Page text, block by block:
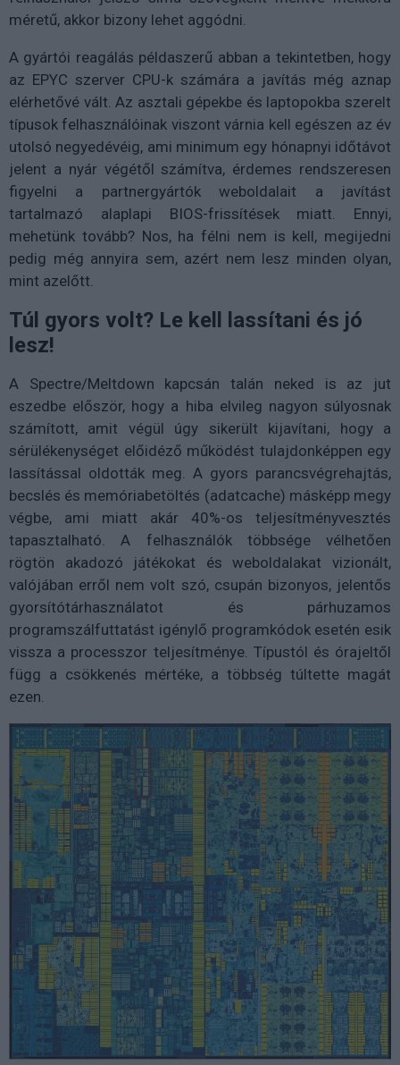
méretű, akkor bizony lehet aggódni.
A gyártói reagálás példaszerű abban a tekintetben, hogy
az EPYC szerver CPU-k számára a javítás még aznap
elérhetővé vált. Az asztali gépekbe és laptopokba szerelt
típusok felhasználóinak viszont várnia kell egészen az év
utolsó negyedévéig, ami minimum egy hónapnyi időtávot
jelent a nyár végétől számítva, érdemes rendszeresen
figyelni a partnergyártók weboldalait a javítást
tartalmazó alaplapi BIOS-frissítések miatt. Ennyi,
mehetünk tovább? Nos, ha félni nem is kell, megijedni
pedig még annyira sem, azért nem lesz minden olyan,
mint azelőtt.
Túl gyors volt? Le kell lassítani és jó
lesz!
A Spectre/Meltdown kapcsán talán neked is az jut
eszedbe először, hogy a hiba elvileg nagyon súlyosnak
számított, amit végül úgy sikerült kijavítani, hogy a
sérülékenységet előidéző működést tulajdonképpen egy
lassítással oldották meg. A gyors parancsvégrehajtás,
becslés és memóriabetöltés (adatcache) másképp megy
végbe, ami miatt akár 40%-os teljesítményvesztés
tapasztalható. A felhasználók többsége vélhetően
rögtön akadozó játékokat és weboldalakat vizionált,
valójában erről nem volt szó, csupán bizonyos, jelentős
gyorsítótárhasználatot és párhuzamos
programszálfuttatást igénylő programkódok esetén esik
vissza a processzor teljesítménye. Típustól és órajeltől
függ a csökkenés mértéke, a többség túltette magát
ezen.